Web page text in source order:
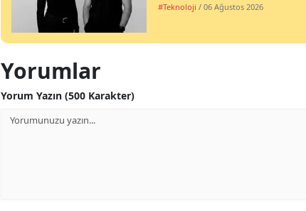
#Teknoloji / 06 Ağustos 2026
Yorumlar
Yorum Yazın (500 Karakter)